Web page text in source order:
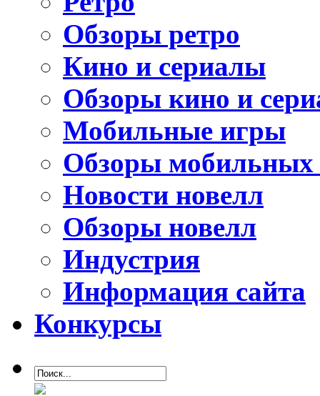
Обзоры ретро
Кино и сериалы
Обзоры кино и
Мобильные игры
Обзоры мобильных
Новости новелл
Обзоры новелл
Индустрия
Информация сайта
Конкурсы